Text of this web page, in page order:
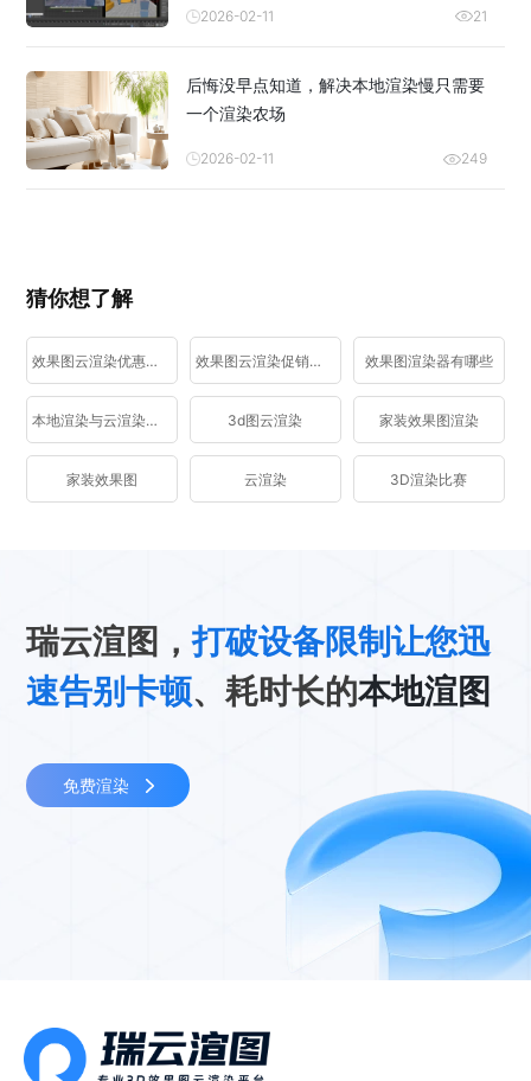
2026-02-11 21
后悔没早点知道，解决本地渲染慢只需要
一个渲染农场
2026-02-11 249
猜你想了解
效果图云渲染优惠活动 效果图云渲染促销活动 效果图渲染器有哪些
本地渲染与云渲染区别 3d图云渲染 家装效果图渲染
家装效果图 云渲染 3D渲染比赛
瑞云渲图，打破设备限制让您迅
速告别卡顿、耗时长的本地渲图
免费渲染